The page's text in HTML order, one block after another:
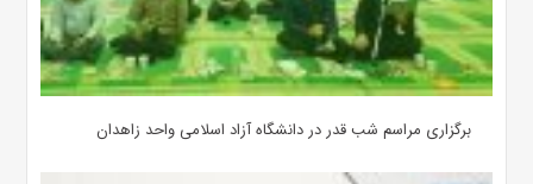
برگزاری مراسم شب قدر در دانشگاه آزاد اسلامی واحد زاهدان